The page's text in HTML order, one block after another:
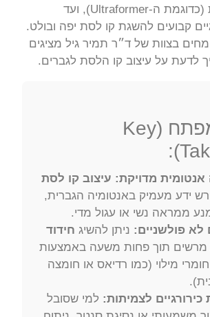
מיצוק מתקדמות (כדוגמת ה-Ultraformer), ועד
קבועים להשגת קו לסת יפה ובולט.
בצוות של ד״ר תמיר גיל מציגים
לדעת על עיצוב קו הלסת לגברים.
נקודות מפתח (Key
מדויקת: עיצוב קו לסת
ידע מעמיק באנטומיה הגברית,
ממראה נשי או עגול מדי.
לא פולשניים: ניתן להשיג חידוד
מרשים תוך פחות משעה באמצעות
מילוי (כמו רדיאס או חומצה
כירורגיים לצמיתות: למי שסובל